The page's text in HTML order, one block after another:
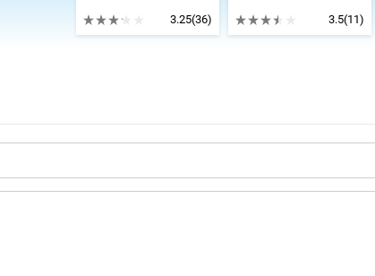
3.25(36)
3.5(11)